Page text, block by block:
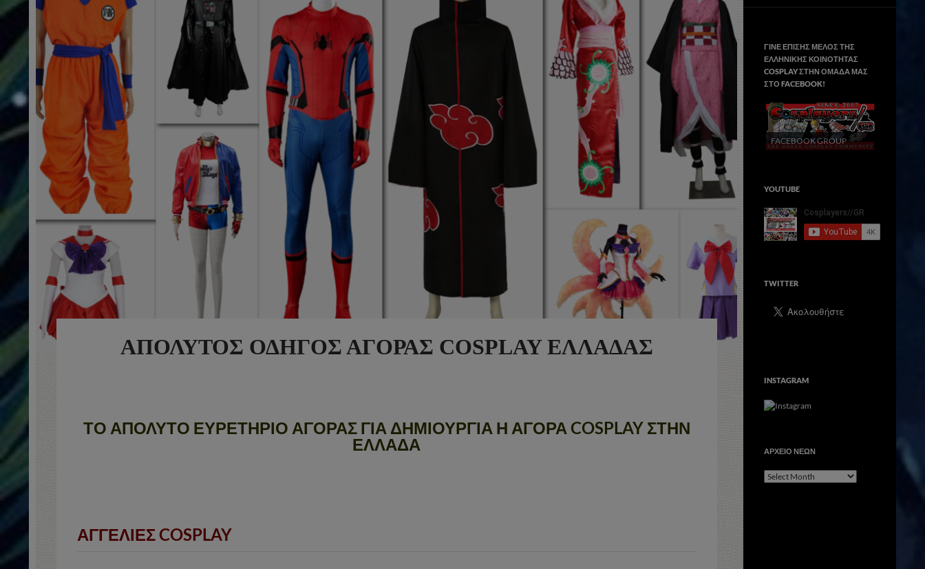
ΑΠΟΛΥΤΟΣ ΟΔΗΓΟΣ ΑΓΟΡΑΣ COSPLAY ΕΛΛΑΔΑΣ
ΤΟ ΑΠΟΛΥΤΟ ΕΥΡΕΤΗΡΙΟ ΑΓΟΡΑΣ ΓΙΑ ΔΗΜΙΟΥΡΓΙΑ Η ΑΓΟΡΑ COSPLAY ΣΤΗΝ
ΕΛΛΑΔΑ
ΑΓΓΕΛΙΕΣ COSPLAY
ΓΙΝΕ ΕΠΙΣΗΣ ΜΕΛΟΣ ΤΗΣ
ΕΛΛΗΝΙΚΗΣ ΚΟΙΝΟΤΗΤΑΣ
COSPLAY ΣΤΗΝ ΟΜΑΔΑ ΜΑΣ
ΣΤΟ FACΕBOOK!
FACEBOOK GROUP
YOUTUBE
TWITTER
INSTAGRAM
ΑΡΧΕΙΟ ΝΕΩΝ
ΑΡΧΕΙΟ